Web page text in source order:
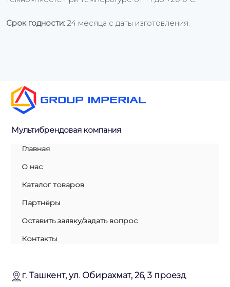
Срок годности: 24 месяца с даты изготовления.
Мультибрендовая компания
Главная
О нас
Каталог товаров
Партнёры
Оставить заявку/задать вопрос
Контакты
г. Ташкент, ул. Обирахмат, 26, 3 проезд